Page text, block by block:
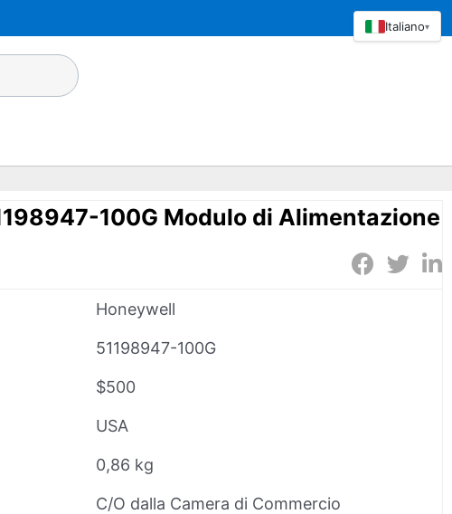
100G Modulo di Alimentazione
Honeywell
51198947-100G
$500
USA
0,86 kg
C/O dalla Camera di Commercio
Italiano▾